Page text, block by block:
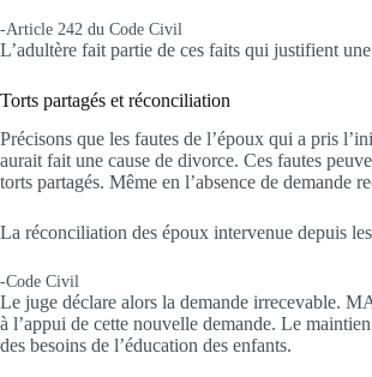
-Article 242 du Code Civil
L’adultère fait partie de ces faits qui justifient
Torts partagés et réconciliation
Précisons que les fautes de l’époux qui a pris
aurait fait une cause de divorce. Ces fautes
torts partagés. Même en l’absence de demande
La réconciliation des époux intervenue depuis
-Code Civil
Le juge déclare alors la demande irrecevable.
à l’appui de cette nouvelle demande. Le
des besoins de l’éducation des enfants.